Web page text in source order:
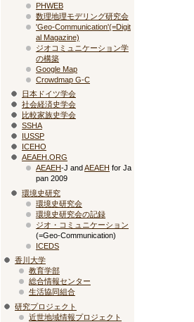
PHWEB
数理地理モデリング研究会
'Geo-Communication'(=Digit
al Magazine)
ジオコミュニケーション学
の構築
Google Map
Crowdmap G-C
日本ドイツ学会
社会経済史学会
比較家族史学会
SSHA
IUSSP
ICEHO
AEAEH.ORG
AEAEH-J andAEAEH for Ja
pan 2009
環境史研究
環境史研究会
環境史研究会の記録
ジオ・コミュニケーション
(=Geo-Communication)
ICEDS
香川大学
教育学部
総合情報センター
生活協同組合
研究プロジェクト
近世地域情報プロジェクト